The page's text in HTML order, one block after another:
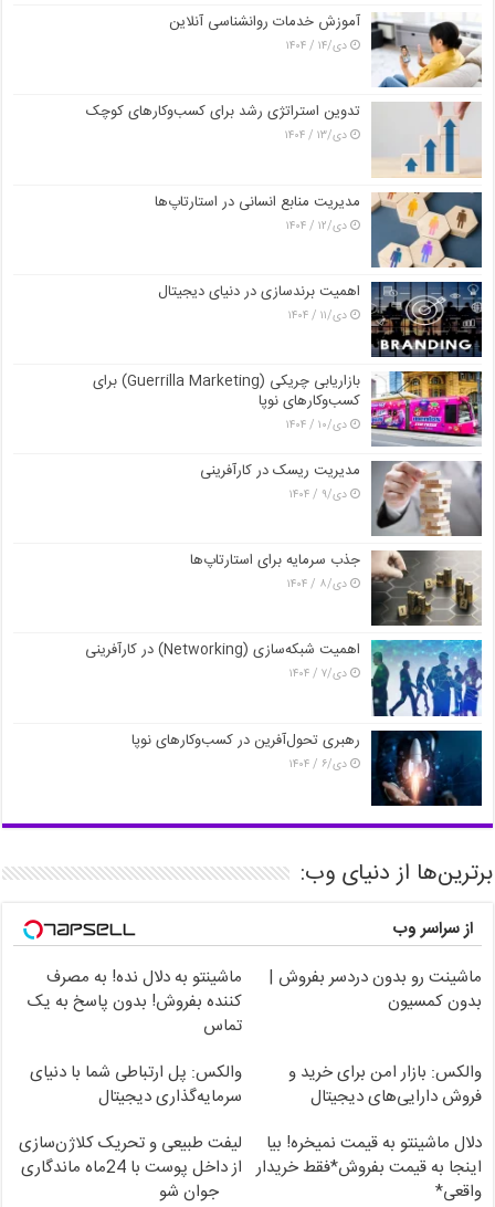
آموزش خدمات روانشناسی آنلاین
دی/۱۴ / ۱۴۰۴
تدوین استراتژی رشد برای کسب‌وکارهای کوچک
دی/۱۳ / ۱۴۰۴
مدیریت منابع انسانی در استارتاپ‌ها
دی/۱۲ / ۱۴۰۴
اهمیت برندسازی در دنیای دیجیتال
دی/۱۱ / ۱۴۰۴
بازاریابی چریکی (Guerrilla Marketing) برای
کسب‌وکارهای نوپا
دی/۱۰ / ۱۴۰۴
مدیریت ریسک در کارآفرینی
دی/۹ / ۱۴۰۴
جذب سرمایه برای استارتاپ‌ها
دی/۸ / ۱۴۰۴
اهمیت شبکه‌سازی (Networking) در کارآفرینی
دی/۷ / ۱۴۰۴
رهبری تحول‌آفرین در کسب‌وکارهای نوپا
دی/۶ / ۱۴۰۴
برترین‌ها از دنیای وب:
از سراسر وب
ماشینت رو بدون دردسر بفروش |
بدون کمسیون
ماشینتو به دلال نده! به مصرف
کننده بفروش! بدون پاسخ به یک
تماس
والکس: بازار امن برای خرید و
فروش دارایی‌های دیجیتال
والکس: پل ارتباطی شما با دنیای
سرمایه‌گذاری دیجیتال
دلال ماشینتو به قیمت نمیخره! بیا
اینجا به قیمت بفروش*فقط خریدار
واقعی*
لیفت طبیعی و تحریک کلاژن‌سازی
از داخل پوست با 24ماه ماندگاری
جوان شو